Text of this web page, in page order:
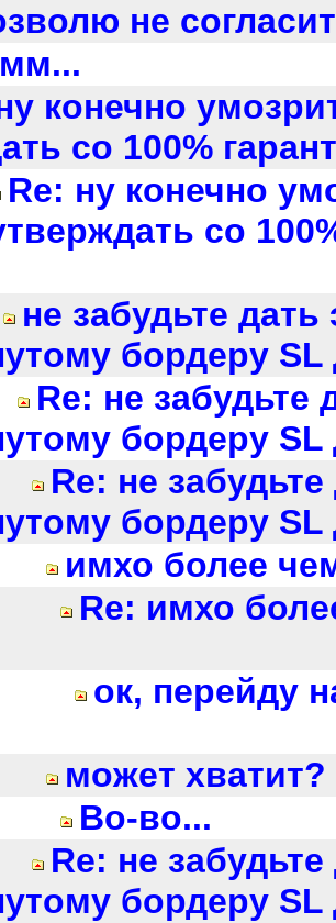
не
конечно
со 100%
Re: ну конечно
со
не забудьте дать
бордеру SL
Re: не забудьте
бордеру SL
Re: не
бордеру SL
имхо более
Re: имхо
ок, перейду
может хватит?
Во-во...
Re: не
бордеру SL